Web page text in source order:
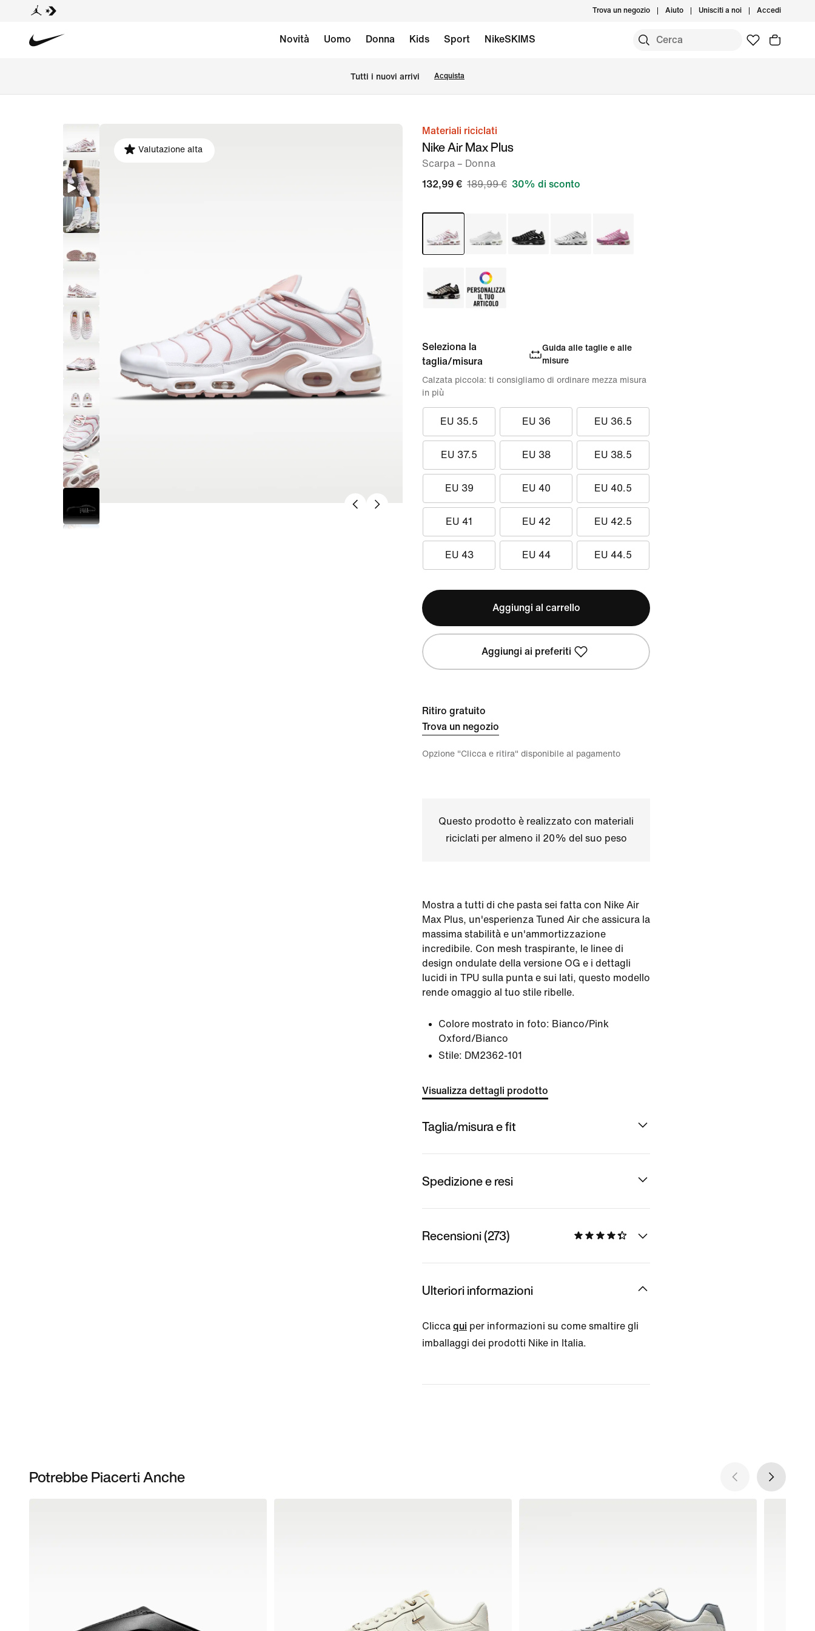
Trova un negozio Aiuto Unisciti a noi Accedi
Novità Uomo Donna Kids Sport NikeSKIMS
Tutti i nuovi arrivi Acquista
immagine
Valutazione alta
Materiali riciclati
Nike Air Max Plus
Scarpa – Donna
132,99 € 189,99 € 30% di sconto
Seleziona la
taglia/misura
Guida alle taglie e alle
misure
EU 35.5 EU 36 EU 36.5
EU 37.5 EU 38 EU 38.5
EU 39 EU 40 EU 40.5
EU 41 EU 42 EU 42.5
EU 43 EU 44 EU 44.5
Calzata piccola: ti consigliamo di ordinare mezza misura
in più
Aggiungi al carrello
Aggiungi ai preferiti
Ritiro gratuito
Trova un negozio
Opzione "Clicca e ritira" disponibile al pagamento
Questo prodotto è realizzato con materiali
riciclati per almeno il 20% del suo peso
Mostra a tutti di che pasta sei fatta con Nike Air
Max Plus, un'esperienza Tuned Air che assicura la
massima stabilità e un'ammortizzazione
incredibile. Con mesh traspirante, le linee di
design ondulate della versione OG e i dettagli
lucidi in TPU sulla punta e sui lati, questo modello
rende omaggio al tuo stile ribelle.
Colore mostrato in foto: Bianco/Pink
Oxford/Bianco
Stile: DM2362-101
Visualizza dettagli prodotto
Taglia/misura e fit
Spedizione e resi
Recensioni (273)
Ulteriori informazioni
Clicca qui per informazioni su come smaltire gli
imballaggi dei prodotti Nike in Italia.
Potrebbe Piacerti Anche